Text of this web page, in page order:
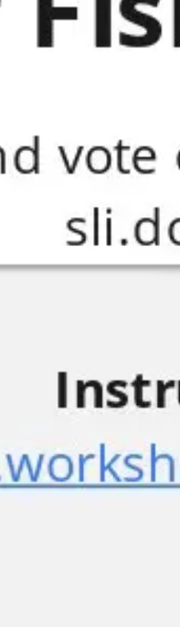
Tworzenie diagramów i map